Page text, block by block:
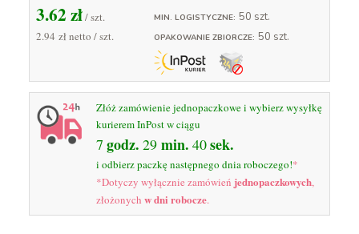
3.62zł/ szt.
2.94 złnetto / szt.
MIN. LOGISTYCZNE: 50 szt.
OPAKOWANIE ZBIORCZE: 50 szt.
Złóż zamówienie jednopaczkowe i wybierz wysyłkę
kurierem InPost w ciągu
7 godz. 29 min. 39sek.
i odbierz paczkę następnego dnia roboczego!*
*Dotyczy wyłącznie zamówień jednopaczkowych,
złożonych w dni robocze.